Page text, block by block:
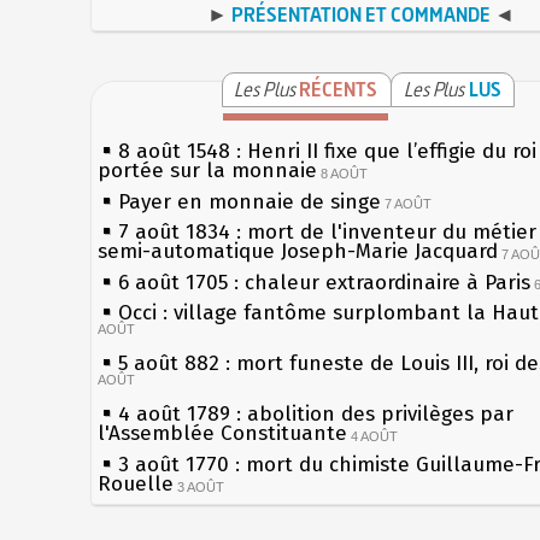
► PRÉSENTATION ET COMMANDE ◄
Les PlusRÉCENTS Les Plus LUS
8 août 1548 : Henri II fixe que l’effigie du
portée sur la monnaie 8 AOÛT
Payer en monnaie de singe 7 AOÛT
7 août 1834 : mort de l'inventeur du
semi-automatique Joseph-Marie Jacquard 7
6 août 1705 : chaleur extraordinaire à Paris
Occi : village fantôme surplombant la
AOÛT
5 août 882 : mort funeste de Louis III, roi
AOÛT
4 août 1789 : abolition des privilèges par
l'Assemblée Constituante 4 AOÛT
3 août 1770 : mort du chimiste Guillaume-
Rouelle 3 AOÛT
Musée Jean de La Fontaine : réouverture